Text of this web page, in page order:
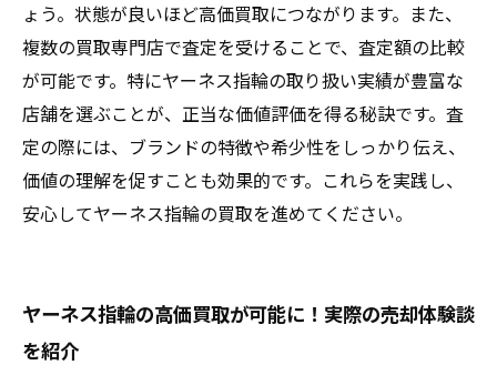
ょう。状態が良いほど高価買取につながります。また、
複数の買取専門店で査定を受けることで、査定額の比較
が可能です。特にヤーネス指輪の取り扱い実績が豊富な
店舗を選ぶことが、正当な価値評価を得る秘訣です。査
定の際には、ブランドの特徴や希少性をしっかり伝え、
価値の理解を促すことも効果的です。これらを実践し、
安心してヤーネス指輪の買取を進めてください。
ヤーネス指輪の高価買取が可能に！実際の売却体験談
を紹介